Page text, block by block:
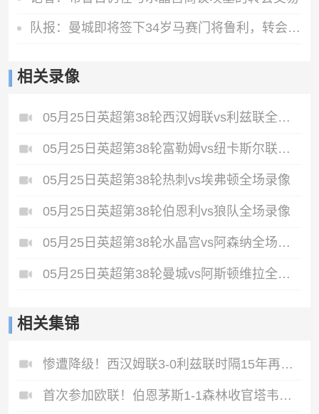
队报：曼城即将签下34岁马赛门将鲁利，转会费350万欧元
相关录像
05月25日英超第38轮西汉姆联vs利兹联全场录像
05月25日英超第38轮富勒姆vs纽卡斯尔联全场录像
05月25日英超第38轮热刺vs埃弗顿全场录像
05月25日英超第38轮伯恩利vs狼队全场录像
05月25日英超第38轮水晶宫vs阿森纳全场录像
05月25日英超第38轮曼城vs阿斯顿维拉全场录像
相关集锦
惨遭降级！西汉姆联3-0利兹联时隔15年再度降级至英冠
首次参加欧联！伯恩茅斯1-1森林收官塔韦尼耶救主怀特远射破门